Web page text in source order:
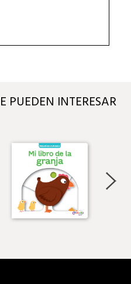
PUEDEN INTERESAR